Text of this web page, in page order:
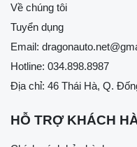
Về chúng tôi
Tuyển dụng
Email:
Hotline: 034.898.8987
Địa chỉ: 46 Thái Hà, Q.
HỖ TRỢ KHÁCH